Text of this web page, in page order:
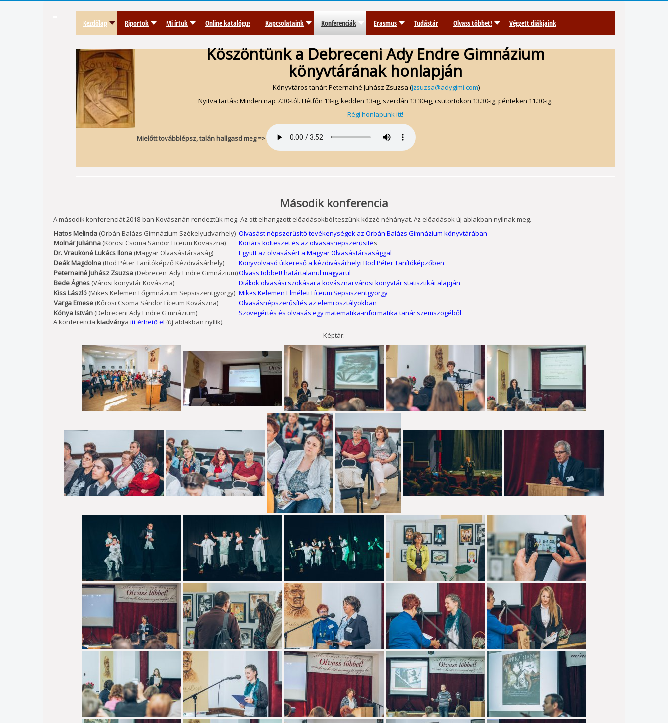
Kezdőlap Riportok Mi írtuk Online katalógus Kapcsolataink Konferenciák Erasmus Tudástár Olvass többet! Végzett diákjaink
Köszöntünk a Debreceni Ady Endre Gimnázium
könyvtárának honlapján
Könyvtáros tanár: Peternainé Juhász Zsuzsa (jzsuzsa@adygimi.com)
Nyitva tartás: Minden nap 7.30-tól. Hétfőn 13-ig, kedden 13-ig, szerdán 13.30-ig, csütörtökön 13.30-ig, pénteken 11.30-ig.
Régi honlapunk itt!
Mielőtt továbblépsz, talán hallgasd meg =>
Második konferencia
A második konferenciát 2018-ban Kovásznán rendeztük meg. Az ott elhangzott előadásokból teszünk közzé néhányat. Az előadások új ablakban nyílnak meg.
Hatos Melinda (Orbán Balázs Gimnázium Székelyudvarhely) Olvasást népszerűsítő tevékenységek az Orbán Balázs Gimnázium könyvtárában
Molnár Juliánna (Kőrösi Csoma Sándor Líceum Kovászna) Kortárs költészet és az olvasásnépszerűsítés
Dr. Vraukóné Lukács Ilona (Magyar Olvasástársaság)
Együtt az olvasásért a Magyar Olvasástársasággal
Deák Magdolna (Bod Péter Tanítóképző Kézdivásárhely)
Könyvolvasó útkereső a kézdivásárhelyi Bod Péter Tanítóképzőben
Peternainé Juhász Zsuzsa (Debreceni Ady Endre Gimnázium)Olvass többet! határtalanul magyarul
Bede Ágnes (Városi könyvtár Kovászna)
Diákok olvasási szokásai a kovásznai városi könyvtár statisztikái alapján
Kiss László (Mikes Kelemen Főgimnázium Sepsiszentgyörgy) Mikes Kelemen Elméleti Líceum Sepsiszentgyörgy
Varga Emese (Kőrösi Csoma Sándor Líceum Kovászna)
Olvasásnépszerűsítés az elemi osztályokban
Kónya István (Debreceni Ady Endre Gimnázium)
Szövegértés és olvasás egy matematika-informatika tanár szemszögéből
A konferencia kiadványa itt érhető el (új ablakban nyílik).
Képtár: